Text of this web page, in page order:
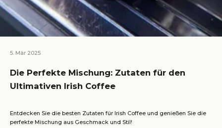
5. Mär 2025
Die Perfekte Mischung: Zutaten für den
Ultimativen Irish Coffee
Entdecken Sie die besten Zutaten für Irish Coffee und genießen Sie die
perfekte Mischung aus Geschmack und Stil!